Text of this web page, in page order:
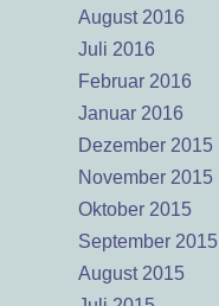
August 2016
Juli 2016
Februar 2016
Januar 2016
Dezember 2015
November 2015
Oktober 2015
September 2015
August 2015